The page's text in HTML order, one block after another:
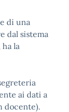
di una
dal sistema
la
ai dati a
docente).